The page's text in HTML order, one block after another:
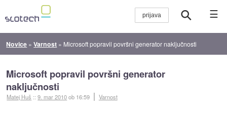
☰
Novice »Varnost » Microsoft popravil površni generator naključnosti
Microsoft popravil površni generator
naključnosti
Matej Huš ::9. mar 2010ob 16:59 Varnost